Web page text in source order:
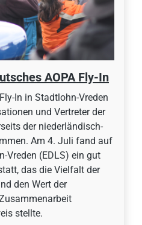
AOPA Fly-In
In in Stadtlohn-Vreden
und Vertreter der
der niederländisch-
Am 4. Juli fand auf
Vreden (EDLS) ein gut
das die Vielfalt der
den Wert der
stellte.